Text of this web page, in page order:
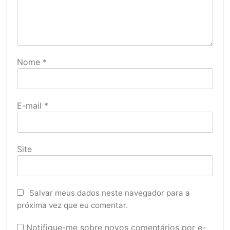
Nome *
E-mail *
Site
Salvar meus dados neste navegador para a
próxima vez que eu comentar.
Notifique-me sobre novos comentários por e-